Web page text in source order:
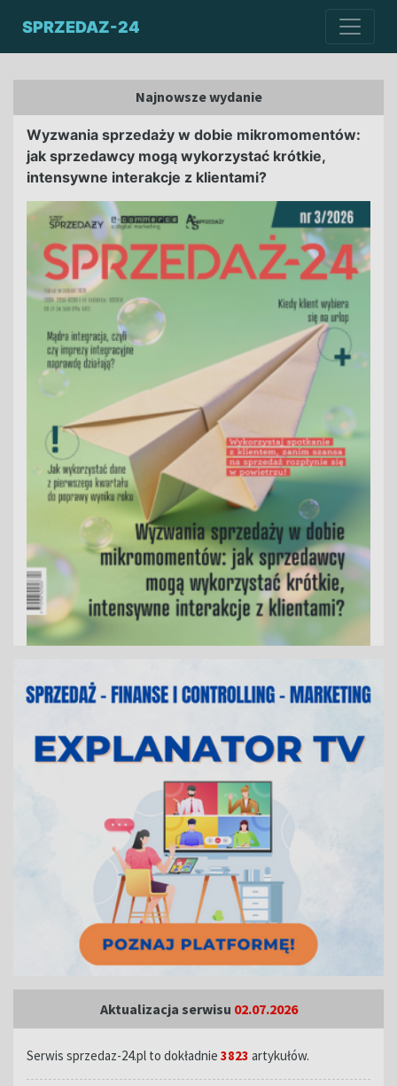
SPRZEDAZ-24
Najnowsze wydanie
Wyzwania sprzedaży w dobie mikromomentów:
jak sprzedawcy mogą wykorzystać krótkie,
intensywne interakcje z klientami?
Aktualizacja serwisu 02.07.2026
Serwis sprzedaz-24.pl to dokładnie 3823 artykułów.